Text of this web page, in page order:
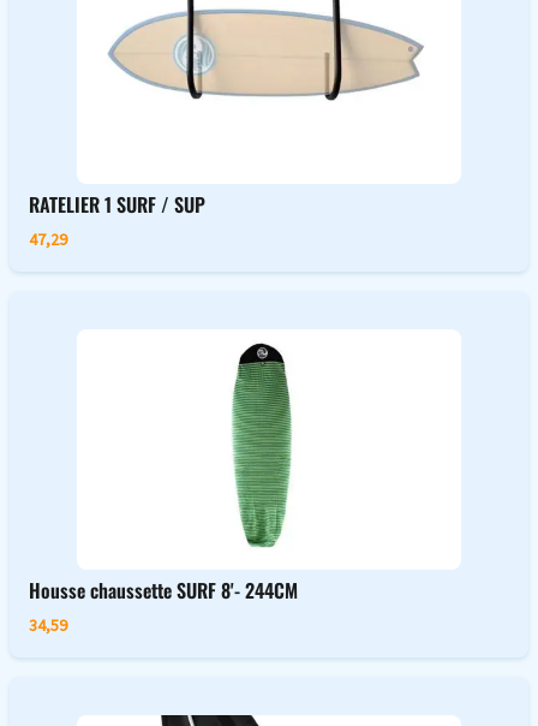
RATELIER 1 SURF / SUP
47,29
Housse chaussette SURF 8'- 244CM
34,59